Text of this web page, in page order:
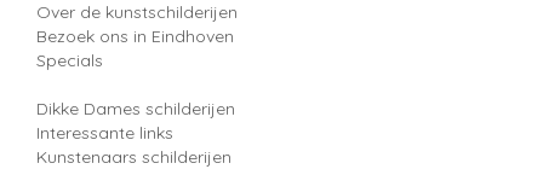
Over de kunstschilderijen
Bezoek ons in Eindhoven
Specials
Dikke Dames schilderijen
Interessante links
Kunstenaars schilderijen